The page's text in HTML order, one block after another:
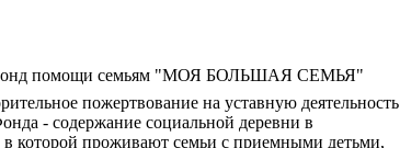
Фонд помощи семьям "МОЯ БОЛЬШАЯ СЕМЬЯ"
пожертвование на уставную деятельность
- содержание социальной деревни в
в которой проживают семьи с приемными детьми,